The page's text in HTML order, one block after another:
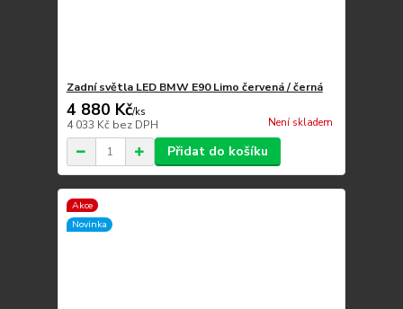
Zadní světla LED BMW E90 Limo červená / černá
4 880 Kč/ks
4 033 Kč bez DPH Není skladem
Přidat do košíku
Akce
Novinka